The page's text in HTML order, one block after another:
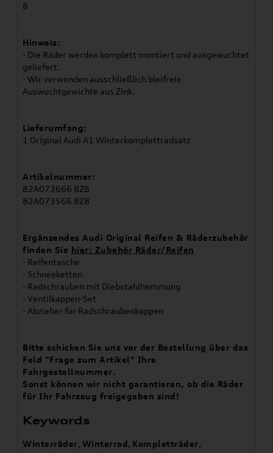
B
Hinweis:
- Die Räder werden komplett montiert und ausgewuchtet
geliefert.
- Wir verwenden ausschließlich bleifreie
Auswuchtgewichte aus Zink.
Lieferumfang:
1 Original Audi A1 Winterkomplettradsatz
Artikelnummer:
82A073666 8Z8
82A073566 8Z8
Ergänzendes Audi Original Reifen & Räderzubehör
finden Sie hier: Zubehör Räder/Reifen
- Reifentasche
- Schneeketten
- Radschrauben mit Diebstahlhemmung
- Ventilkappen-Set
- Abzieher für Radschraubenkappen
Bitte schicken Sie uns vor der Bestellung über das
Feld "Frage zum Artikel" Ihre
Fahrgestellnummer.
Sonst können wir nicht garantieren, ob die Räder
für Ihr Fahrzeug freigegeben sind!
Keywords
Winterräder, Winterrad, Kompletträder,